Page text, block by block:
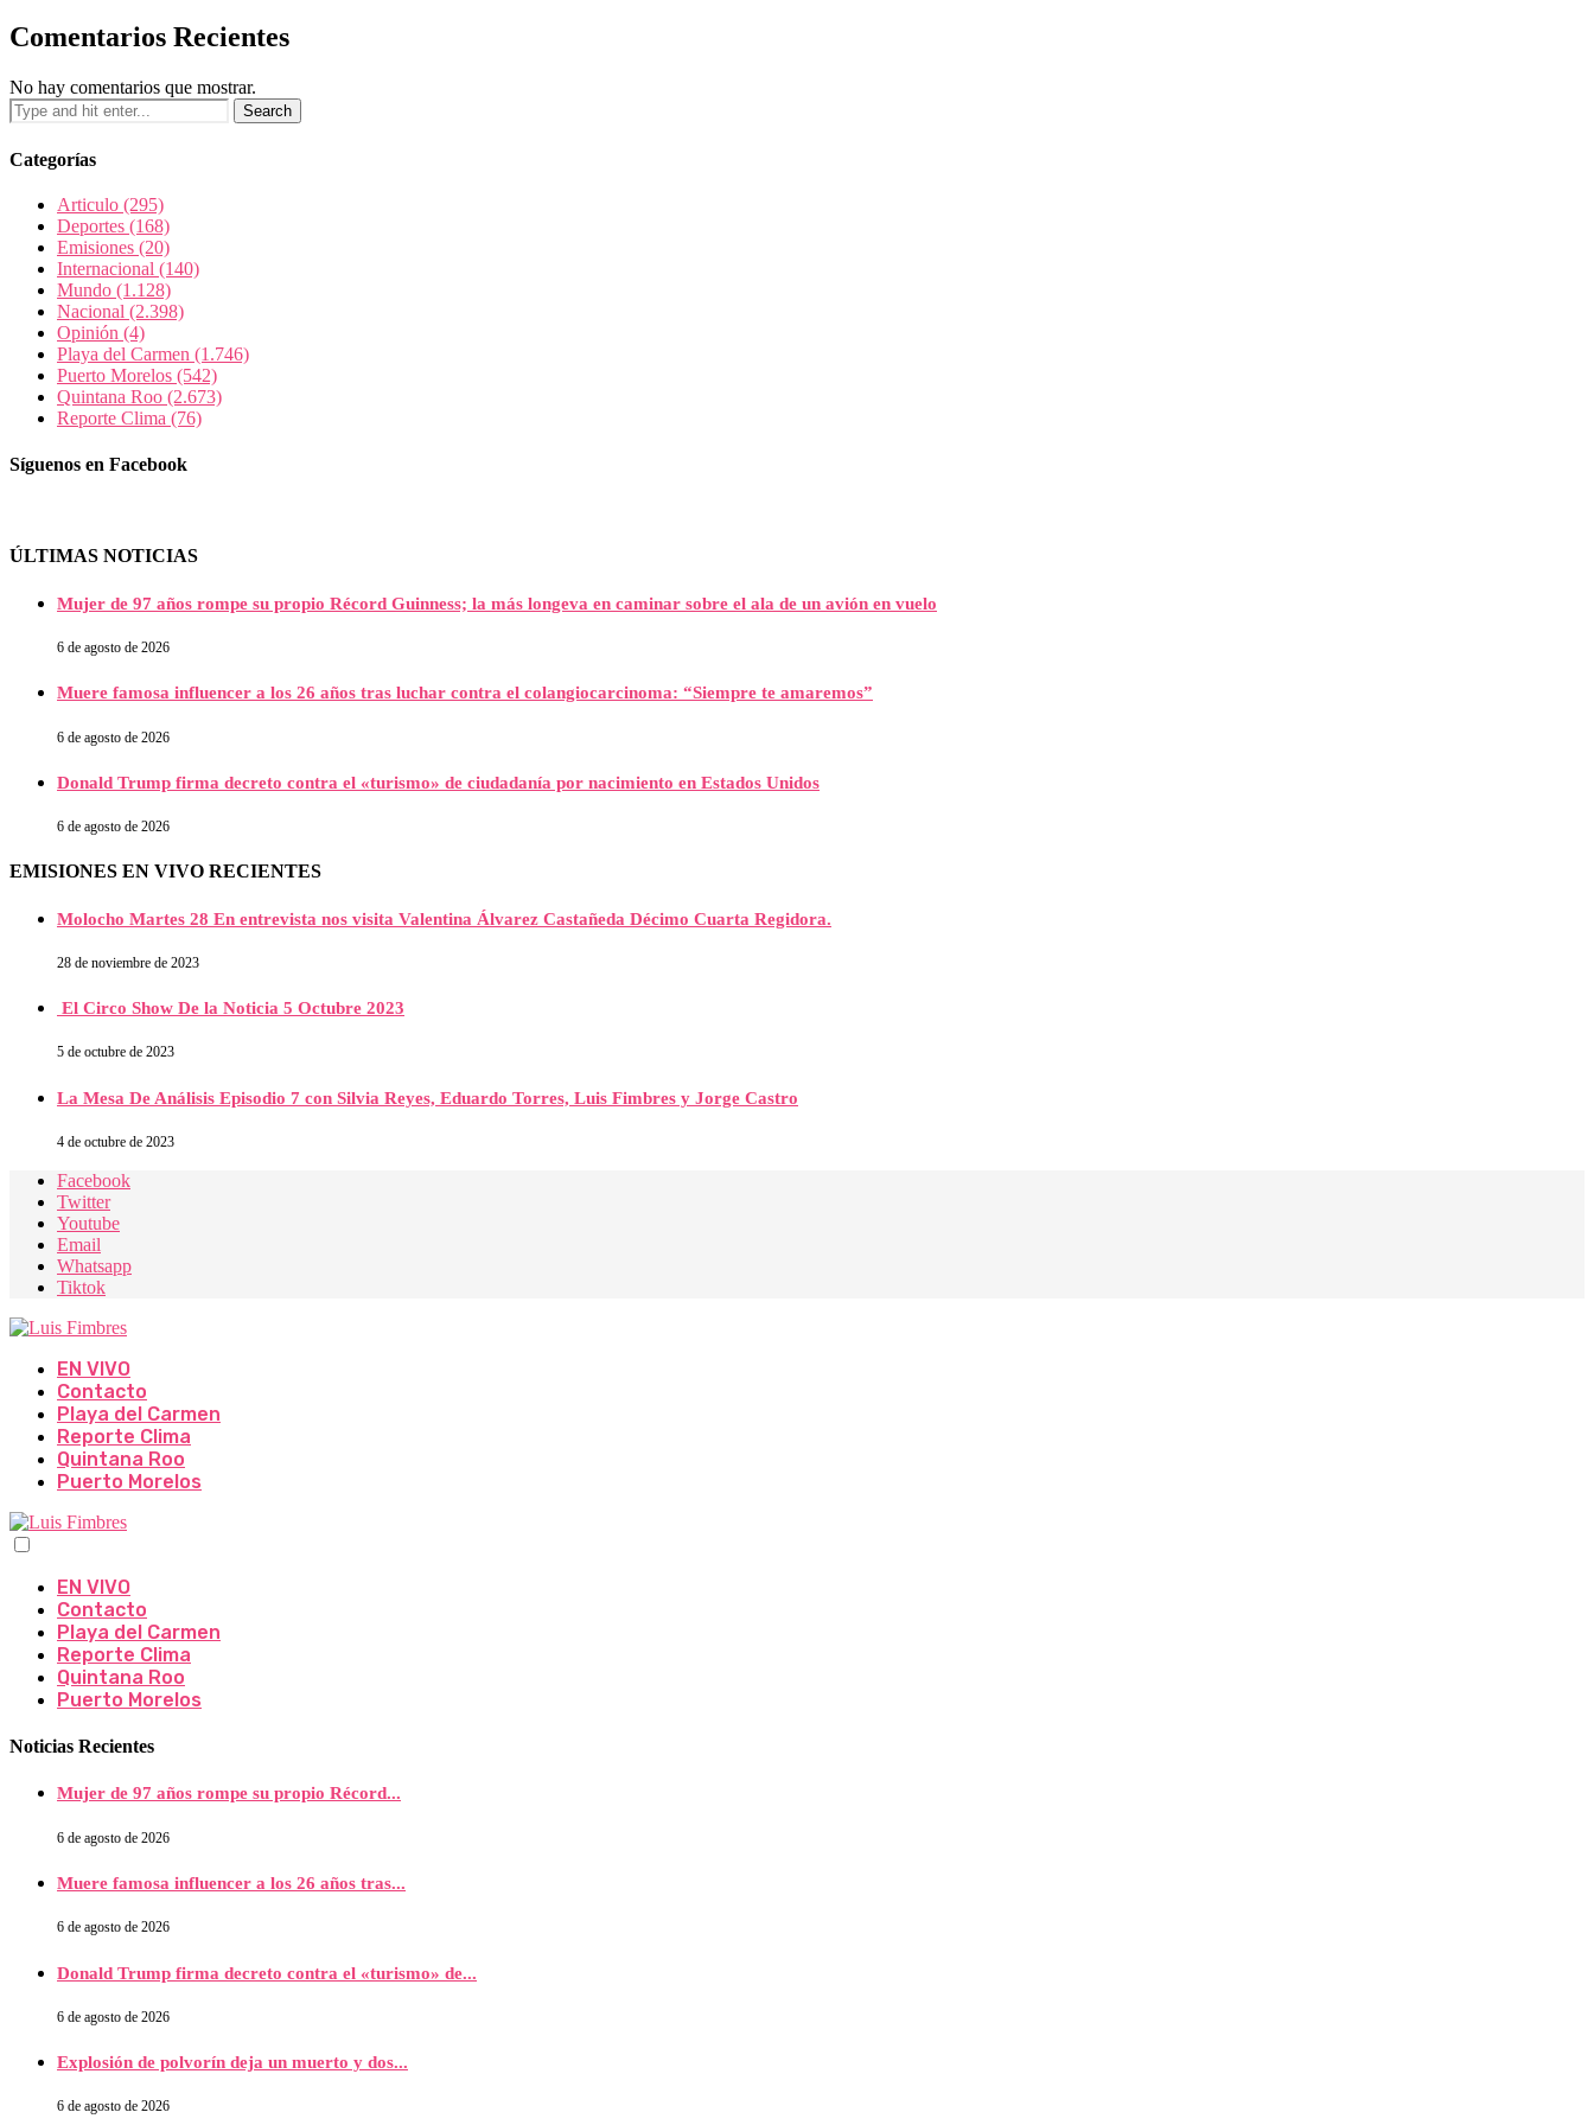
Comentarios Recientes
No hay comentarios que mostrar.
Categorías
Articulo (295)
Deportes (168)
Emisiones (20)
Internacional (140)
Mundo (1.128)
Nacional (2.398)
Opinión (4)
Playa del Carmen (1.746)
Puerto Morelos (542)
Quintana Roo (2.673)
Reporte Clima (76)
Síguenos en Facebook
ÚLTIMAS NOTICIAS
Mujer de 97 años rompe su propio Récord Guinness; la más longeva en caminar sobre el ala de un avión en vuelo
6 de agosto de 2026
Muere famosa influencer a los 26 años tras luchar contra el colangiocarcinoma: “Siempre te amaremos”
6 de agosto de 2026
Donald Trump firma decreto contra el «turismo» de ciudadanía por nacimiento en Estados Unidos
6 de agosto de 2026
EMISIONES EN VIVO RECIENTES
Molocho Martes 28 En entrevista nos visita Valentina Álvarez Castañeda Décimo Cuarta Regidora.
28 de noviembre de 2023
El Circo Show De la Noticia 5 Octubre 2023
5 de octubre de 2023
La Mesa De Análisis Episodio 7 con Silvia Reyes, Eduardo Torres, Luis Fimbres y Jorge Castro
4 de octubre de 2023
Facebook
Twitter
Youtube
Email
Whatsapp
Tiktok
EN VIVO
Contacto
Playa del Carmen
Reporte Clima
Quintana Roo
Puerto Morelos
EN VIVO
Contacto
Playa del Carmen
Reporte Clima
Quintana Roo
Puerto Morelos
Noticias Recientes
Mujer de 97 años rompe su propio Récord...
6 de agosto de 2026
Muere famosa influencer a los 26 años tras...
6 de agosto de 2026
Donald Trump firma decreto contra el «turismo» de...
6 de agosto de 2026
Explosión de polvorín deja un muerto y dos...
6 de agosto de 2026